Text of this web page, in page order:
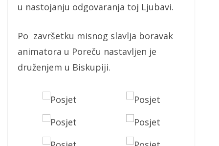
u nastojanju odgovaranja toj Ljubavi.
Po završetku misnog slavlja boravak
animatora u Poreču nastavljen je
druženjem u Biskupiji.